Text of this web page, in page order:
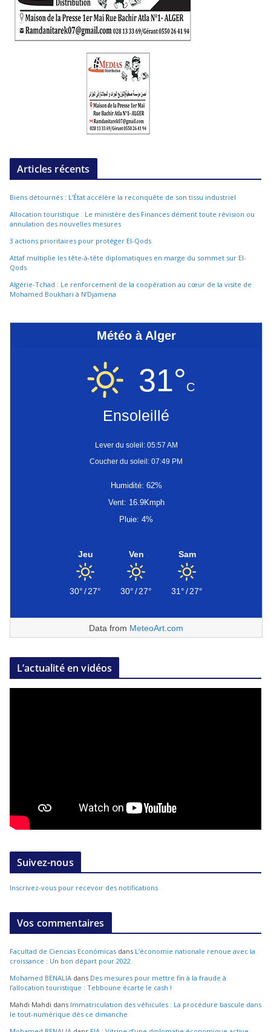
Articles récents
Biens détournés : L’État accélère la reconquête de son tissu industriel
Allocation touristique : Le ministère des Finances dément toute révision ou
annulation des nouvelles mesures
3 actions prioritaires pour protéger El-Qods
Attaf multiplie les tête-à-tête diplomatiques en marge du sommet sur El-
Qods
Algérie-Tchad : Le renforcement de la coopération au cœur de la visite de
Mohamed Boukhari à N’Djamena
Météo à Alger
31°C
Ensoleillé
Lever du soleil: 05:57 AM
Coucher du soleil: 07:49 PM
Humidité: 62%
Vent: 16.9Kmph
Pluie: 4%
Jeu
30°/27°
Ven
30°/27°
Sam
31°/27°
Data from MeteoArt.com
L’actualité en vidéos
Suivez-nous
Inscrivez-vous pour recevoir des notifications
Vos commentaires
Facultad de Ciencias Económicas dans L’économie nationale renoue avec la
croissance : Un bon départ pour 2022
Mohamed BENALIA dans Des mesures pour mettre fin à la fraude à
l’allocation touristique : Tebboune écarte le cash !
Mahdi Mahdi dans Immatriculation des véhicules : La procédure bascule dans
le tout-numérique dès ce dimanche